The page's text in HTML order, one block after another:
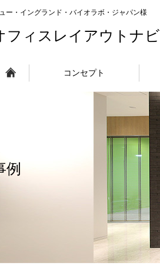
ー・イングランド・バイオラボ・ジャパン様
フィスレイアウトナビ
コンセプト
例